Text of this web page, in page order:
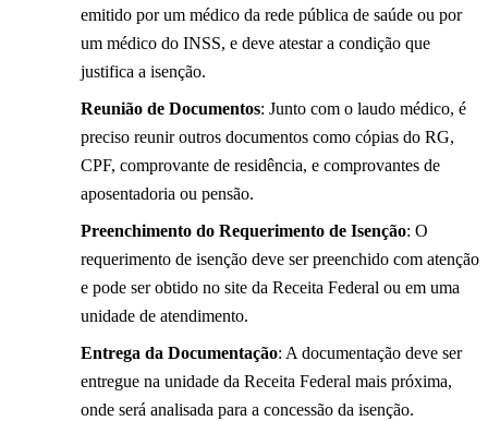
emitido por um médico da rede pública de saúde ou por
um médico do INSS, e deve atestar a condição que
justifica a isenção.
Reunião de Documentos: Junto com o laudo médico, é
preciso reunir outros documentos como cópias do RG,
CPF, comprovante de residência, e comprovantes de
aposentadoria ou pensão.
Preenchimento do Requerimento de Isenção: O
requerimento de isenção deve ser preenchido com atenção
e pode ser obtido no site da Receita Federal ou em uma
unidade de atendimento.
Entrega da Documentação: A documentação deve ser
entregue na unidade da Receita Federal mais próxima,
onde será analisada para a concessão da isenção.